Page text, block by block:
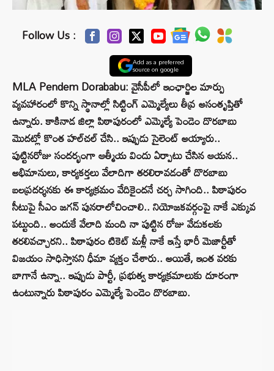
Follow Us :
Add as a preferred
source on google
MLA Pendem Dorababu: వైసీపీలో ఇంఛార్జిల మార్పు
వ్యవహారంలో కొన్ని స్థానాల్లో సిట్టింగ్‌ ఎమ్మెల్యేలు తీవ్ర అసంతృప్తితో
ఉన్నారు. కాకినాడ జిల్లా పిఠాపురంలో ఎమ్మెల్యే పెండెం దొరబాబు
మొదట్లో కొంత హల్‌చల్‌ చేసి.. ఇప్పుడు సైలెంట్‌ అయ్యారు..
పుట్టినరోజు సందర్భంగా ఆత్మీయ విందు ఏర్పాటు చేసిన ఆయన..
అభిమానులు, కార్యకర్తలు వేలాదిగా తరలిరావడంతో దొరబాబు
బలప్రదర్శనకు ఈ కార్యక్రమం వేదికైందనే చర్చ సాగింది.. పిఠాపురం
సీటుపై సీఎం జగన్‌ పునరాలోచించాలి.. నియోజకవర్గంపై నాకే ఎక్కువ
పట్టుంది.. అందుకే వేలాది మంది నా పుట్టిన రోజు వేడుకలకు
తరలివచ్చారని.. పిఠాపురం టికెట్‌ మళ్లీ నాకే ఇస్తే భారీ మెజార్టీతో
విజయం సాధిస్తానని ధీమా వ్యక్తం చేశారు.. అయితే, ఇంత వరకు
బాగానే ఉన్నా.. ఇప్పుడు పార్టీ, ప్రభుత్వ కార్యక్రమాలుకు దూరంగా
ఉంటున్నారు పిఠాపురం ఎమ్మెల్యే పెండెం దొరబాబు.